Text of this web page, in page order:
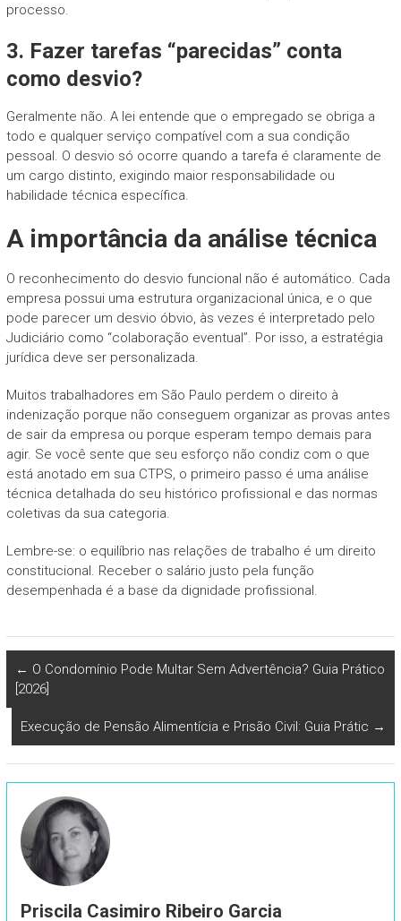
processo.
3. Fazer tarefas “parecidas” conta
como desvio?
Geralmente não. A lei entende que o empregado se obriga a
todo e qualquer serviço compatível com a sua condição
pessoal. O desvio só ocorre quando a tarefa é claramente de
um cargo distinto, exigindo maior responsabilidade ou
habilidade técnica específica.
A importância da análise técnica
O reconhecimento do desvio funcional não é automático. Cada
empresa possui uma estrutura organizacional única, e o que
pode parecer um desvio óbvio, às vezes é interpretado pelo
Judiciário como “colaboração eventual”. Por isso, a estratégia
jurídica deve ser personalizada.
Muitos trabalhadores em São Paulo perdem o direito à
indenização porque não conseguem organizar as provas antes
de sair da empresa ou porque esperam tempo demais para
agir. Se você sente que seu esforço não condiz com o que
está anotado em sua CTPS, o primeiro passo é uma análise
técnica detalhada do seu histórico profissional e das normas
coletivas da sua categoria.
Lembre-se: o equilíbrio nas relações de trabalho é um direito
constitucional. Receber o salário justo pela função
desempenhada é a base da dignidade profissional.
← O Condomínio Pode Multar Sem Advertência? Guia Prático
[2026]
Execução de Pensão Alimentícia e Prisão Civil: Guia Prátic →
Priscila Casimiro Ribeiro Garcia